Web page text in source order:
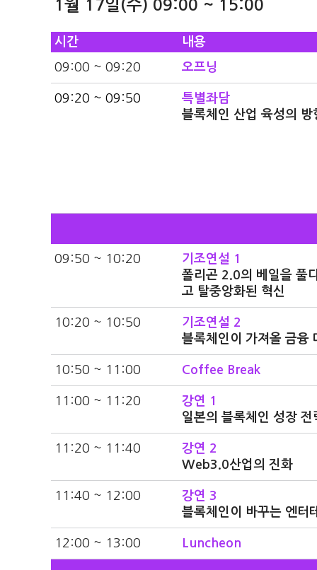
1월 17일(수) 09:00 ~ 15:00
시간
내용
09:00 ~ 09:20
오프닝
09:20 ~ 09:50
특별좌담
블록체인 산업 육성의 방
09:50 ~ 10:20
기조연설 1
폴리곤 2.0의 베일을 풀
고 탈중앙화된 혁신
10:20 ~ 10:50
기조연설 2
블록체인이 가져올 금융
10:50 ~ 11:00 Coffee Break
11:00 ~ 11:20
강연 1
일본의 블록체인 성장 전
11:20 ~ 11:40
강연 2
Web3.0산업의 진화
11:40 ~ 12:00
강연 3
블록체인이 바꾸는 엔터
12:00 ~ 13:00 Luncheon